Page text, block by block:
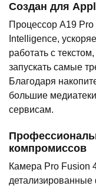
Создан для
Процессор A19
Intelligence,
работать с
запускать самые
Благодаря
большие
сервисам.
компромиссов
Камера Pro Fusion